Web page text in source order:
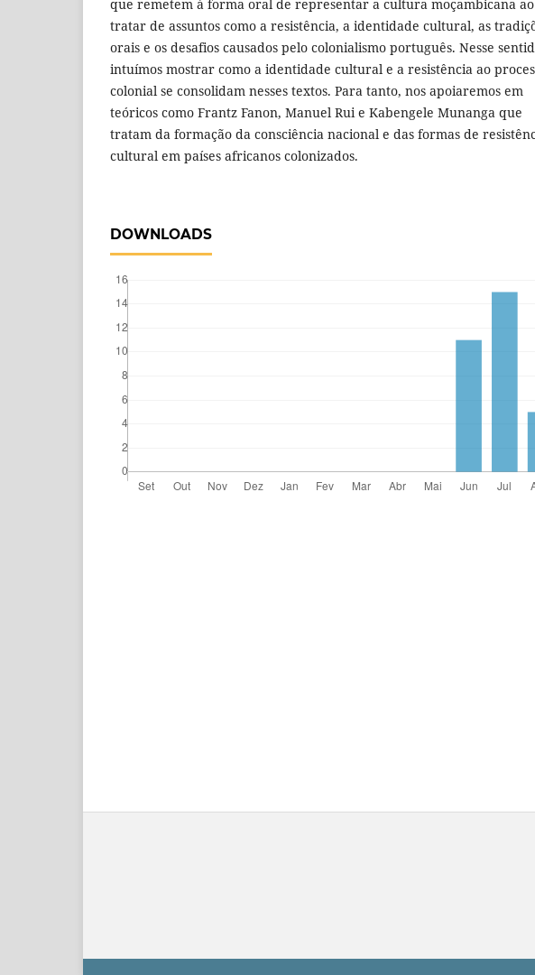
que remetem à forma oral de representar a cultura moçambicana ao
tratar de assuntos como a resistência, a identidade cultural, as
orais e os desafios causados pelo colonialismo português. Nesse
intuímos mostrar como a identidade cultural e a resistência ao
colonial se consolidam nesses textos. Para tanto, nos apoiaremos em
teóricos como Frantz Fanon, Manuel Rui e Kabengele Munanga que
tratam da formação da consciência nacional e das formas de
cultural em países africanos colonizados.
DOWNLOADS